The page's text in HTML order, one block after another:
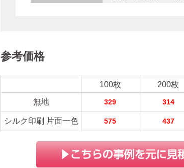
参考価格
100枚 200枚
無地
329 314
シルク印刷 片面一色 575 437